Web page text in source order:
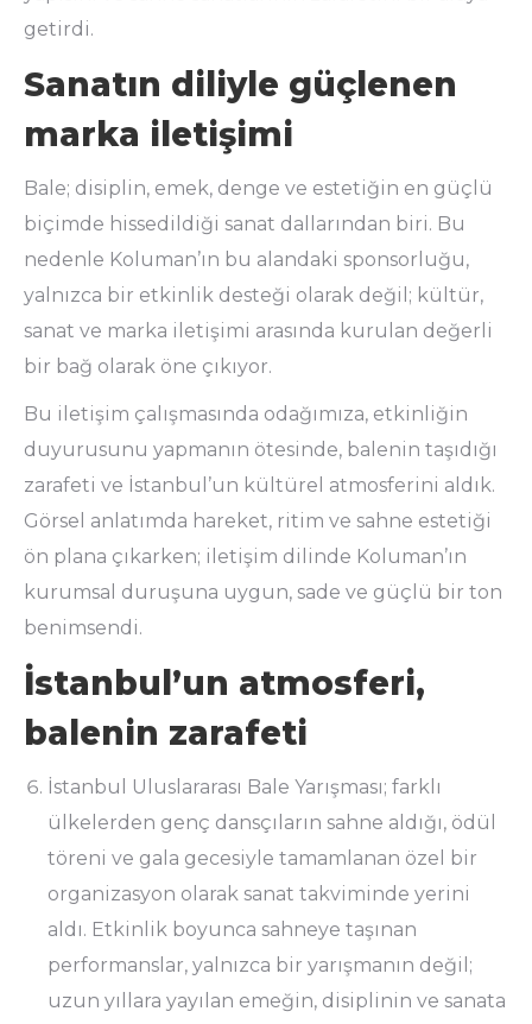
getirdi.
Sanatın diliyle güçlenen
marka iletişimi
Bale; disiplin, emek, denge ve estetiğin en güçlü
biçimde hissedildiği sanat dallarından biri. Bu
nedenle Koluman’ın bu alandaki sponsorluğu,
yalnızca bir etkinlik desteği olarak değil; kültür,
sanat ve marka iletişimi arasında kurulan değerli
bir bağ olarak öne çıkıyor.
Bu iletişim çalışmasında odağımıza, etkinliğin
duyurusunu yapmanın ötesinde, balenin taşıdığı
zarafeti ve İstanbul’un kültürel atmosferini aldık.
Görsel anlatımda hareket, ritim ve sahne estetiği
ön plana çıkarken; iletişim dilinde Koluman’ın
kurumsal duruşuna uygun, sade ve güçlü bir ton
benimsendi.
İstanbul’un atmosferi,
balenin zarafeti
İstanbul Uluslararası Bale Yarışması; farklı
ülkelerden genç dansçıların sahne aldığı, ödül
töreni ve gala gecesiyle tamamlanan özel bir
organizasyon olarak sanat takviminde yerini
aldı. Etkinlik boyunca sahneye taşınan
performanslar, yalnızca bir yarışmanın değil;
uzun yıllara yayılan emeğin, disiplinin ve sanata